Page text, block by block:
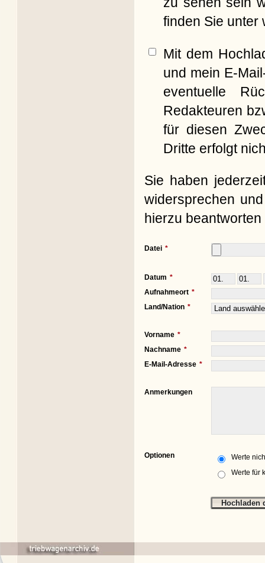
finden Sie unter
Mit dem
und mein E-
eventuelle
Redakteuren
für diesen
Dritte erfolgt
Sie haben
widersprechen
hierzu
Datei
Datum
Aufnahmeort
Land/Nation
Vorname
Nachname
E-Mail-Adresse
Anmerkungen
Optionen
Werte
Werte für